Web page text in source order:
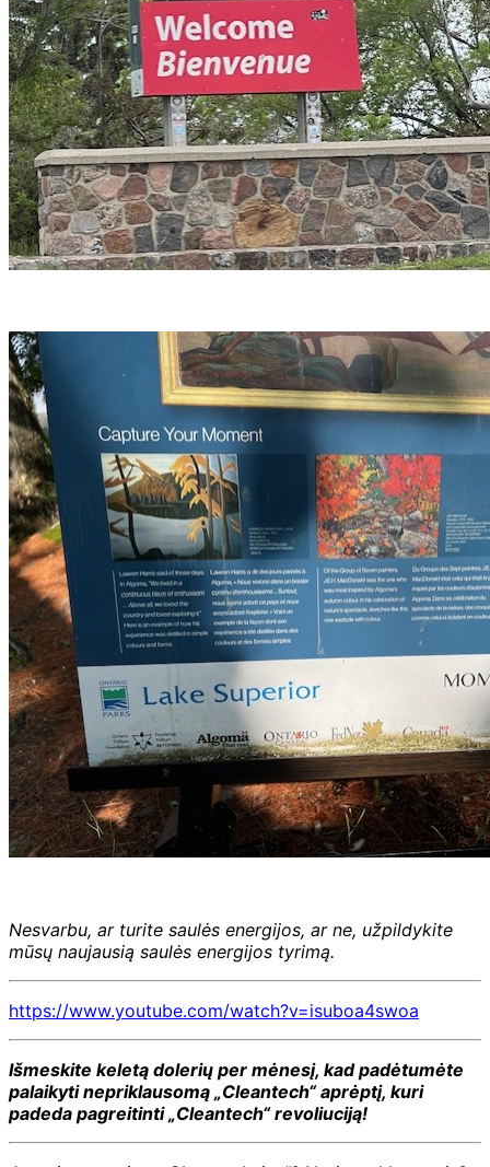
Nesvarbu, ar turite saulės energijos, ar ne, užpildykite
mūsų naujausią saulės energijos tyrimą.
https://www.youtube.com/watch?v=isuboa4swoa
Išmeskite keletą dolerių per mėnesį, kad padėtumėte
palaikyti nepriklausomą „Cleantech“ aprėptį, kuri
padeda pagreitinti „Cleantech“ revoliuciją!